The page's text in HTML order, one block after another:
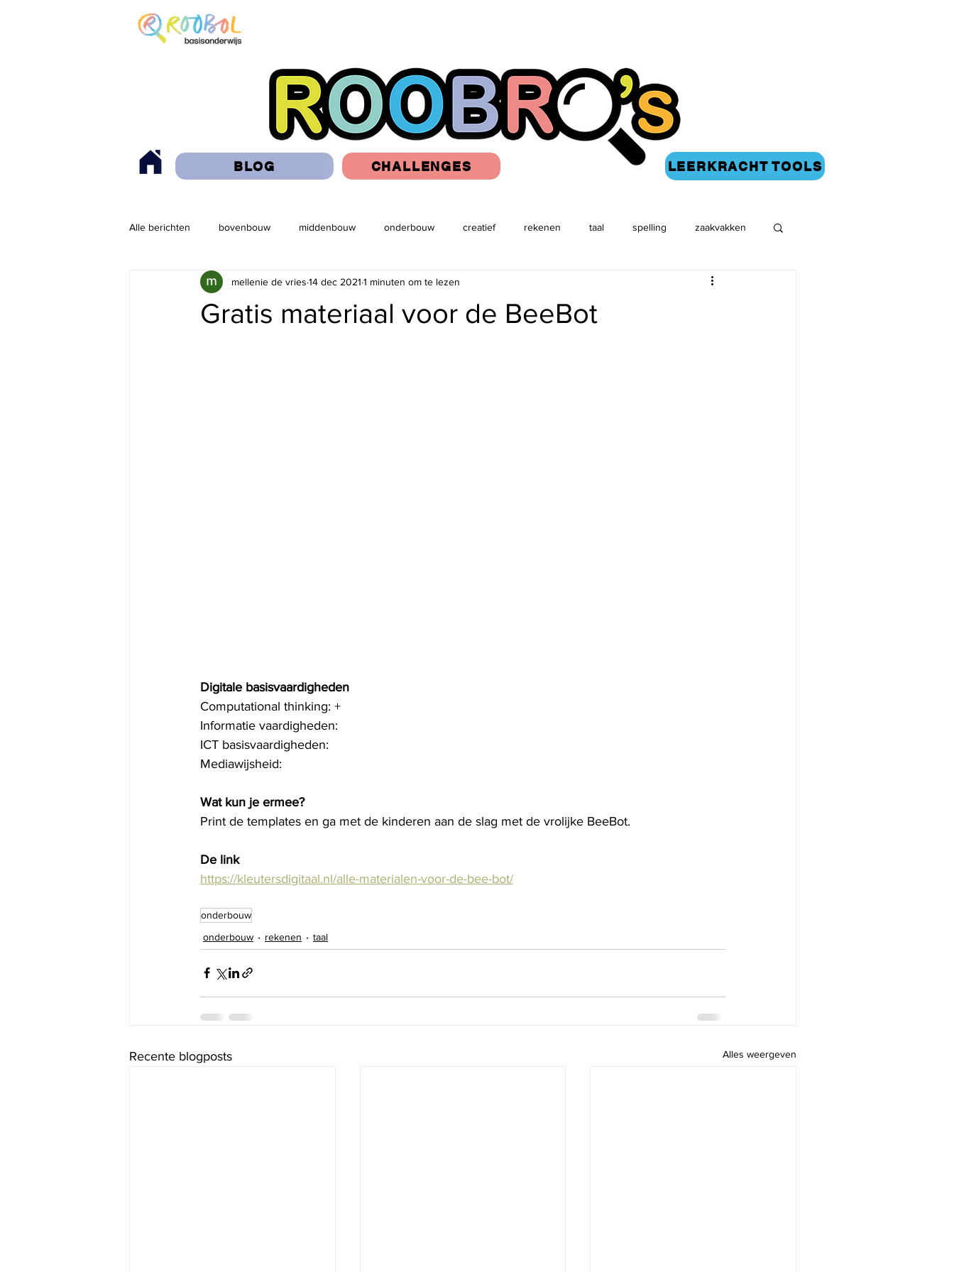
LEERKRACHT TOOLS
BLOG CHALLENGES
Alle berichten bovenbouw middenbouw onderbouw creatief rekenen taal spelling zaakvakken
handige website lesidee ICT lessen robots
Gratis materiaal voor de BeeBot
mellenie de vries 14 dec 2021 1 minuten om te lezen
Digitale basisvaardigheden
Computational thinking: +
Informatie vaardigheden:
ICT basisvaardigheden:
Mediawijsheid:
Wat kun je ermee?
Print de templates en ga met de kinderen aan de slag met de vrolijke BeeBot.
De link
https://kleutersdigitaal.nl/alle-materialen-voor-de-bee-bot/
onderbouw
onderbouw
rekenen taal
Recente blogposts Alles weergeven